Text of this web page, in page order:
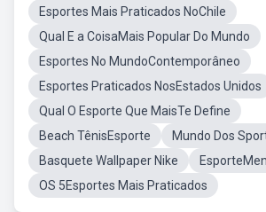
Esportes Mais Praticados NoChile
Qual E a CoisaMais Popular Do Mundo
Esportes No MundoContemporâneo
Esportes Praticados NosEstados Unidos
Qual O Esporte Que MaisTe Define
Beach TênisEsporte
Mundo Dos
Basquete Wallpaper Nike
OS 5Esportes Mais Praticados